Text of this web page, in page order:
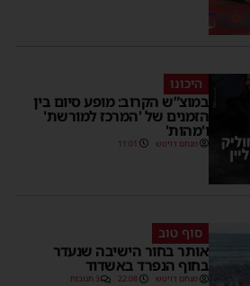
היכונו
במוצ”ש הקרוב: מופע סיום בין
הזמנים של 'המרכז למורשת'
ו'מהות'
מנחם דויטש 11:01
סוף טוב
אותר בחור הישיבה שנעדר
בחוף הנפרד באשדוד
מנחם דויטש 22:08 3 תגובות